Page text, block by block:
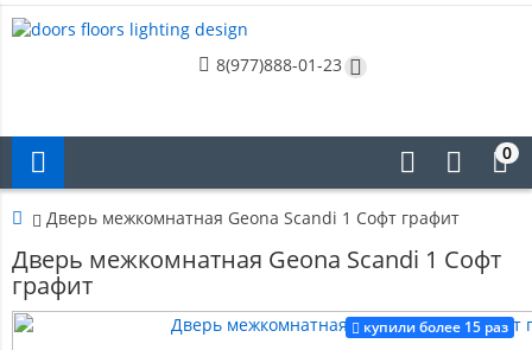
8(977)888-01-23
0
Дверь межкомнатная Geona Scandi 1 Софт графит
Дверь межкомнатная Geona Scandi 1 Софт
графит
купили более 15 раз